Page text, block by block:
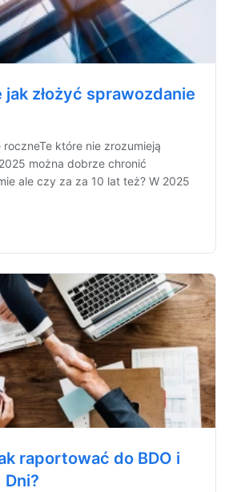
złożyć sprawozdanie
które nie zrozumieją
można dobrze chronić
ale czy za za 10 lat też? W 2025
raportować do BDO i
Dni?